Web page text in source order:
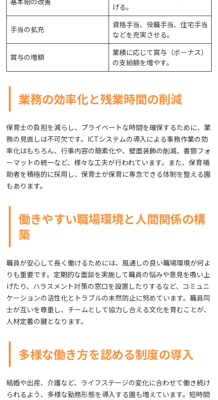
げる。
手当の拡充
資格手当、役職手当、住宅手当
などを充実させる。
賞与の増額
業績に応じて賞与（ボーナス）
の支給額を増やす。
業務の効率化と残業時間の削減
保育士の負担を減らし、プライベートな時間を確保するために、業
務の見直しは不可欠です。ICTシステムの導入による事務作業の効
率化はもちろん、行事内容の簡素化や、壁面装飾の削減、書類フォ
ーマットの統一など、様々な工夫が行われています。また、保育補
助者を積極的に採用し、保育士が保育に専念できる体制を整える園
もあります。
働きやすい職場環境と人間関係の構
築
職員が安心して長く働けるためには、風通しの良い職場環境が何よ
りも重要です。定期的な面談を実施して職員の悩みや意見を吸い上
げたり、ハラスメント対策の窓口を設置したりするなど、コミュニ
ケーションの活性化とトラブルの未然防止に努めています。職員同
士が互いを尊重し、チームとして協力し合える文化を育むことが、
人材定着の鍵となります。
多様な働き方を認める制度の導入
結婚や出産、介護など、ライフステージの変化に合わせて働き続け
られるよう、多様な勤務形態を導入する園も増えています。短時間